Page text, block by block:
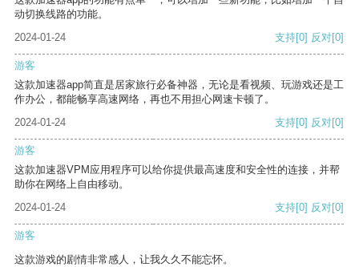
动切换线路的功能。
2024-01-24
支持[0] 反对[0]
游客
这款加速器app简直是居家旅行必备神器，无论是看视频、玩游戏还是工
作办公，都能畅享高速网络，再也不用担心网速卡顿了。
2024-01-24
支持[0] 反对[0]
游客
这款加速器VPM应用程序可以给你提供最高速度和安全性的连接，并帮
助你在网络上自由移动。
2024-01-24
支持[0] 反对[0]
游客
这款游戏的剧情非常感人，让我久久不能忘怀。